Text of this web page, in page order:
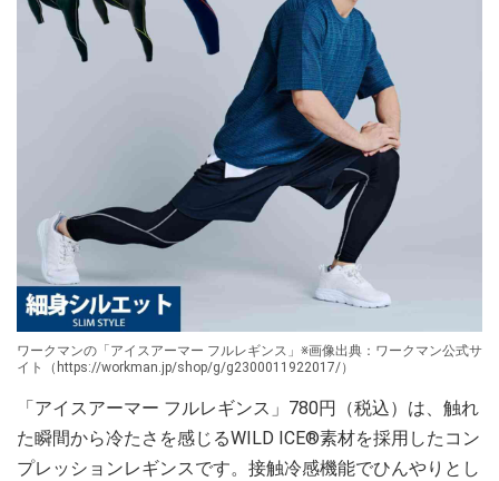
ワークマンの「アイスアーマー フルレギンス」※画像出典：ワークマン公式サ
イト（https://workman.jp/shop/g/g2300011922017/）
「アイスアーマー フルレギンス」780円（税込）は、触れ
た瞬間から冷たさを感じるWILD ICE®素材を採用したコン
プレッションレギンスです。接触冷感機能でひんやりとし